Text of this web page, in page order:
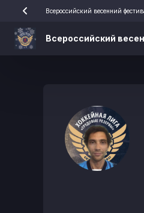
Всероссийский весенний
Всероссийский